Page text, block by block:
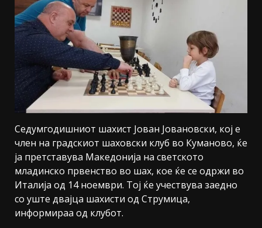
Седумгодишниот шахист Јован Јовановски, кој е
член на градскиот шаховски клуб во Куманово, ќе
ја претставува Македонија на светското
младинско првенство во шах, кое ќе се одржи во
Италија од 14 ноември. Тој ќе учествува заедно
со уште двајца шахисти од Струмица,
информираа од клубот.